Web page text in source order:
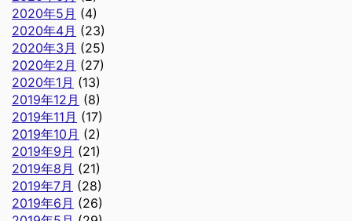
2020年5月 (4)
2020年4月 (23)
2020年3月 (25)
2020年2月 (27)
2020年1月 (13)
2019年12月 (8)
2019年11月 (17)
2019年10月 (2)
2019年9月 (21)
2019年8月 (21)
2019年7月 (28)
2019年6月 (26)